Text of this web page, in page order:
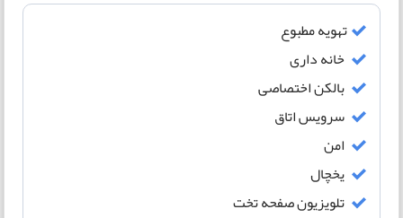
تهویه مطبوع
خانه داری
بالکن اختصاصی
سرویس اتاق
امن
یخچال
تلویزیون صفحه تخت